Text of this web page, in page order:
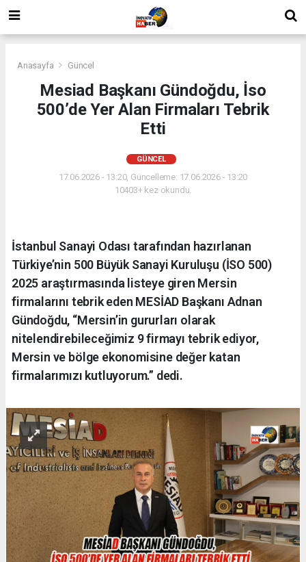
Anasayfa Güncel
Mesiad Başkanı Gündoğdu, İso
500’de Yer Alan Firmaları Tebrik
Etti
GÜNCEL
17.06.2026 - 13:20, Güncelleme: 17.06.2026 - 13:20
10403+ kez okundu.
İstanbul Sanayi Odası tarafından hazırlanan
Türkiye’nin 500 Büyük Sanayi Kuruluşu (İSO 500)
2025 araştırmasında listeye giren Mersin
firmalarını tebrik eden MESİAD Başkanı Adnan
Gündoğdu, “Mersin’in gururları olarak
nitelendirebileceğimiz 9 firmayı tebrik ediyor,
Mersin ve bölge ekonomisine değer katan
firmalarımızı kutluyorum.” dedi.